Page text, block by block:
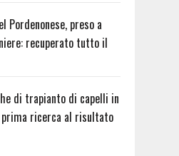
Pordenonese, preso a
recuperato tutto il
di trapianto di capelli in
ricerca al risultato